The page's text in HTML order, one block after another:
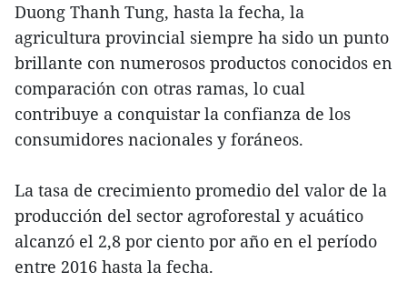
Duong Thanh Tung, hasta la fecha, la
agricultura provincial siempre ha sido un punto
brillante con numerosos productos conocidos en
comparación con otras ramas, lo cual
contribuye a conquistar la confianza de los
consumidores nacionales y foráneos.
La tasa de crecimiento promedio del valor de la
producción del sector agroforestal y acuático
alcanzó el 2,8 por ciento por año en el período
entre 2016 hasta la fecha.